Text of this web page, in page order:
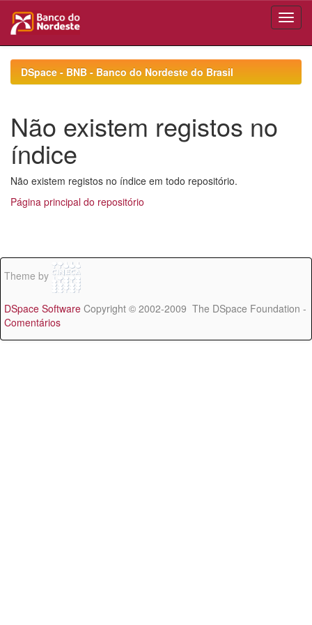
navigationDSpace - BNB - Banco do Nordeste do Brasil
Não existem registos no
índice
Não existem registos no índice em todo repositório.
Página principal do repositório
Theme by
DSpace Software Copyright © 2002-2009 The DSpace Foundation -
Comentários